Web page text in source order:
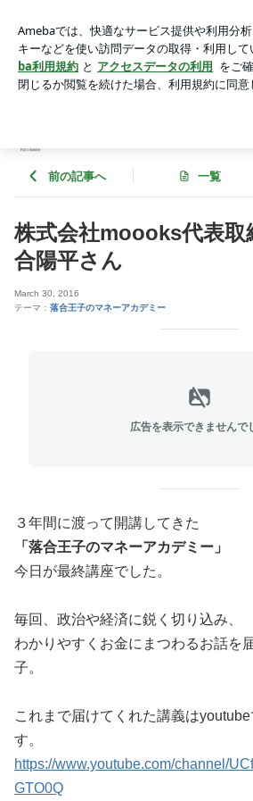
シェルジュアプリをダウンロードして ブログの更新通知
ょう。
前の記事へ 一覧
株式会社moooks代表
合陽平さん
March 30, 2016
テーマ： 落合王子のマネーアカデミー
広告を表示できませんで
３年間に渡って開講してきた
「落合王子のマネーアカデミー」
今日が最終講座でした。
毎回、政治や経済に鋭く切り込み、
わかりやすくお金にまつわるお話を
子。
これまで届けてくれた講義は
す。
https://www.youtube.com/channel/
GTO0Q